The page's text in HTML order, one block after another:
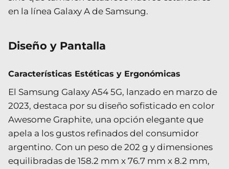
en la línea Galaxy A de Samsung.
Diseño y Pantalla
Características Estéticas y Ergonómicas
El Samsung Galaxy A54 5G, lanzado en marzo de
2023, destaca por su diseño sofisticado en color
Awesome Graphite, una opción elegante que
apela a los gustos refinados del consumidor
argentino. Con un peso de 202 g y dimensiones
equilibradas de 158.2 mm x 76.7 mm x 8.2 mm,